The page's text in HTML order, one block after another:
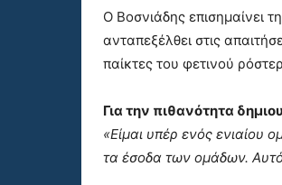
Ο Βοσνιάδης επισημαίνει
ανταπεξέλθει στις
παίκτες του φετινού
Για την πιθανότητα
«Είμαι υπέρ ενός
τα έσοδα των ομάδων.